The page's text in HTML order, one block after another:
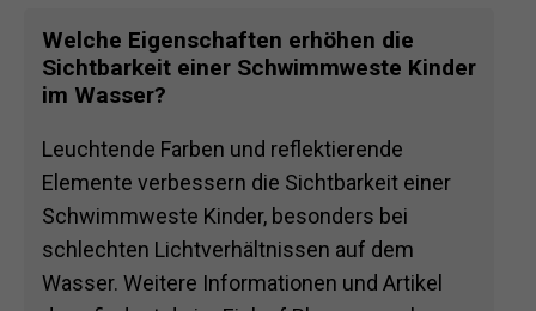
Welche Eigenschaften erhöhen die
Sichtbarkeit einer Schwimmweste Kinder
im Wasser?
Leuchtende Farben und reflektierende
Elemente verbessern die Sichtbarkeit einer
Schwimmweste Kinder, besonders bei
schlechten Lichtverhältnissen auf dem
Wasser. Weitere Informationen und Artikel